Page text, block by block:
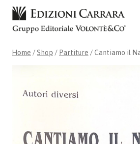
Skip
content
Home / Shop / Partiture /Cantiamo il